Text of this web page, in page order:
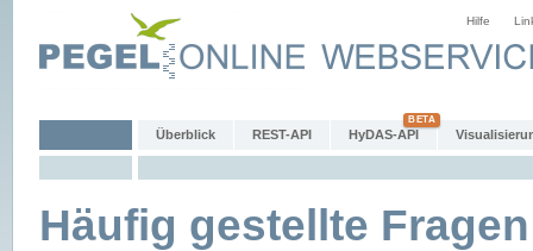
Hilfe
Überblick REST-API HyDAS-API
Häufig gestellte